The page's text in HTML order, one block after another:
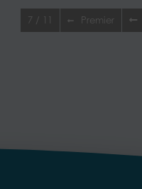
7 / 11 Premier